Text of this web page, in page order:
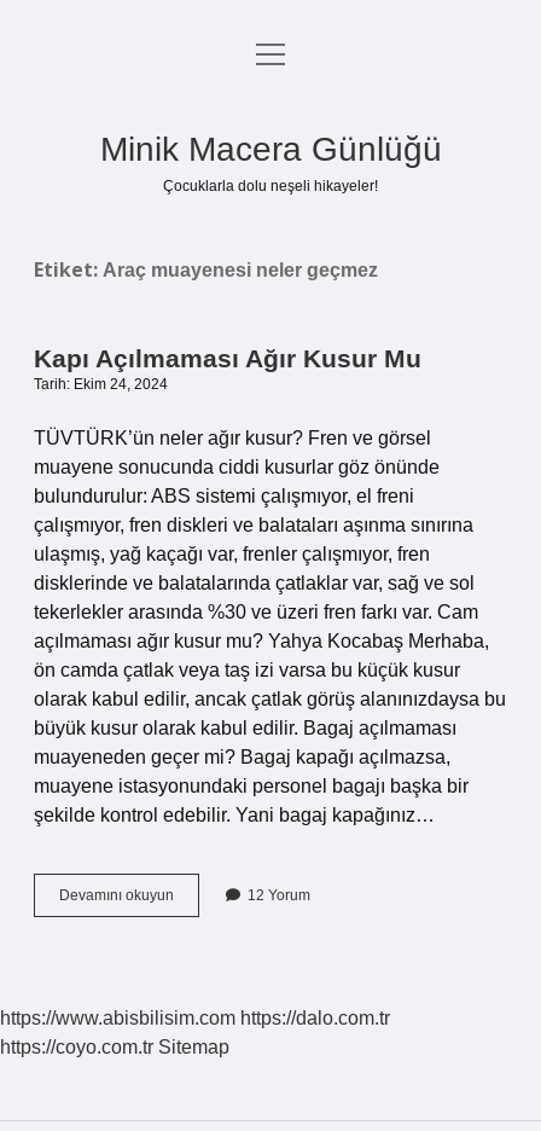
Anasayfa
menüyü
Minik Macera Günlüğü
Çocuklarla dolu neşeli hikayeler!
Etiket: Araç muayenesi neler geçmez
Kapı Açılmaması Ağır Kusur Mu
Tarih: Ekim 24, 2024
TÜVTÜRK’ün neler ağır kusur? Fren ve görsel
muayene sonucunda ciddi kusurlar göz önünde
bulundurulur: ABS sistemi çalışmıyor, el freni
çalışmıyor, fren diskleri ve balataları aşınma sınırına
ulaşmış, yağ kaçağı var, frenler çalışmıyor, fren
disklerinde ve balatalarında çatlaklar var, sağ ve sol
tekerlekler arasında %30 ve üzeri fren farkı var. Cam
açılmaması ağır kusur mu? Yahya Kocabaş Merhaba,
ön camda çatlak veya taş izi varsa bu küçük kusur
olarak kabul edilir, ancak çatlak görüş alanınızdaysa bu
büyük kusur olarak kabul edilir. Bagaj açılmaması
muayeneden geçer mi? Bagaj kapağı açılmazsa,
muayene istasyonundaki personel bagajı başka bir
şekilde kontrol edebilir. Yani bagaj kapağınız…
Devamını okuyun
Açılmaması
12 Yorum
https://www.abisbilisim.com https://dalo.com.tr
https://coyo.com.tr Sitemap